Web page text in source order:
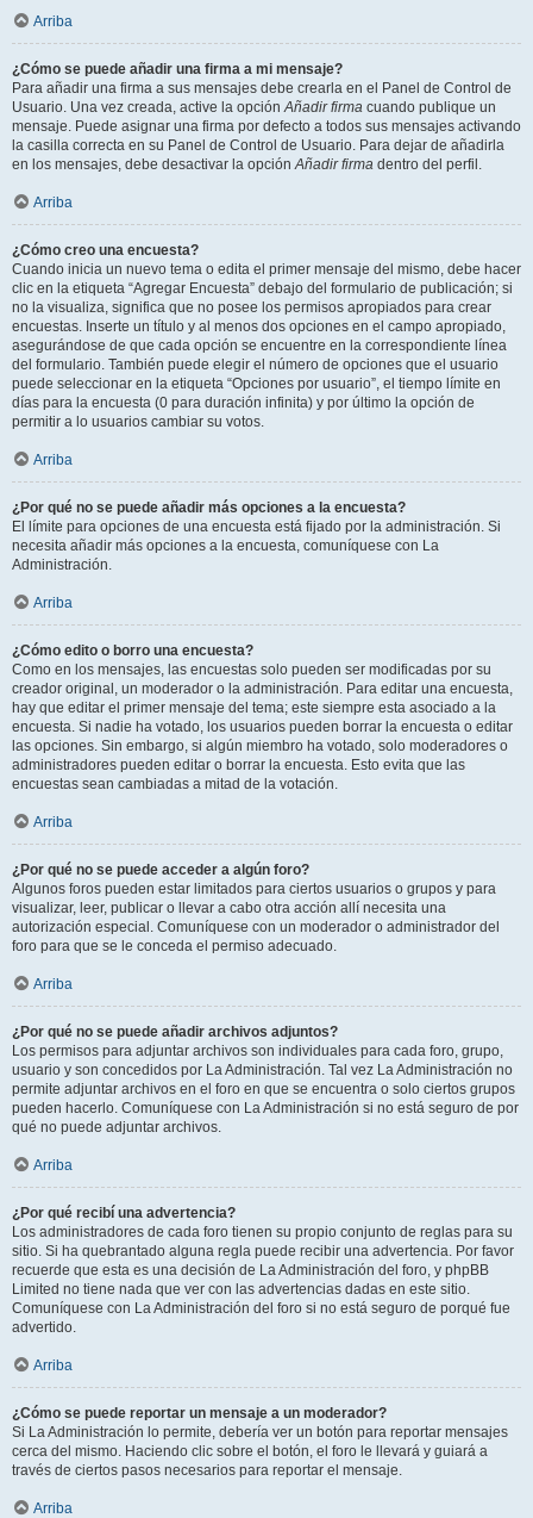
Arriba
¿Cómo se puede añadir una firma a mi mensaje?
Para añadir una firma a sus mensajes debe crearla en el Panel de Control de
Usuario. Una vez creada, active la opciónAñadir firma cuando publique un
mensaje. Puede asignar una firma por defecto a todos sus mensajes activando
la casilla correcta en su Panel de Control de Usuario. Para dejar de añadirla
en los mensajes, debe desactivar la opciónAñadir firma dentro del perfil.
Arriba
¿Cómo creo una encuesta?
Cuando inicia un nuevo tema o edita el primer mensaje del mismo, debe hacer
clic en la etiqueta “Agregar Encuesta” debajo del formulario de publicación; si
no la visualiza, significa que no posee los permisos apropiados para crear
encuestas. Inserte un título y al menos dos opciones en el campo apropiado,
asegurándose de que cada opción se encuentre en la correspondiente línea
del formulario. También puede elegir el número de opciones que el usuario
puede seleccionar en la etiqueta “Opciones por usuario”, el tiempo límite en
días para la encuesta (0 para duración infinita) y por último la opción de
permitir a lo usuarios cambiar su votos.
Arriba
¿Por qué no se puede añadir más opciones a la encuesta?
El límite para opciones de una encuesta está fijado por la administración. Si
necesita añadir más opciones a la encuesta, comuníquese con La
Administración.
Arriba
¿Cómo edito o borro una encuesta?
Como en los mensajes, las encuestas solo pueden ser modificadas por su
creador original, un moderador o la administración. Para editar una encuesta,
hay que editar el primer mensaje del tema; este siempre esta asociado a la
encuesta. Si nadie ha votado, los usuarios pueden borrar la encuesta o editar
las opciones. Sin embargo, si algún miembro ha votado, solo moderadores o
administradores pueden editar o borrar la encuesta. Esto evita que las
encuestas sean cambiadas a mitad de la votación.
Arriba
¿Por qué no se puede acceder a algún foro?
Algunos foros pueden estar limitados para ciertos usuarios o grupos y para
visualizar, leer, publicar o llevar a cabo otra acción allí necesita una
autorización especial. Comuníquese con un moderador o administrador del
foro para que se le conceda el permiso adecuado.
Arriba
¿Por qué no se puede añadir archivos adjuntos?
Los permisos para adjuntar archivos son individuales para cada foro, grupo,
usuario y son concedidos por La Administración. Tal vez La Administración no
permite adjuntar archivos en el foro en que se encuentra o solo ciertos grupos
pueden hacerlo. Comuníquese con La Administración si no está seguro de por
qué no puede adjuntar archivos.
Arriba
¿Por qué recibí una advertencia?
Los administradores de cada foro tienen su propio conjunto de reglas para su
sitio. Si ha quebrantado alguna regla puede recibir una advertencia. Por favor
recuerde que esta es una decisión de La Administración del foro, y phpBB
Limited no tiene nada que ver con las advertencias dadas en este sitio.
Comuníquese con La Administración del foro si no está seguro de porqué fue
advertido.
Arriba
¿Cómo se puede reportar un mensaje a un moderador?
Si La Administración lo permite, debería ver un botón para reportar mensajes
cerca del mismo. Haciendo clic sobre el botón, el foro le llevará y guiará a
través de ciertos pasos necesarios para reportar el mensaje.
Arriba